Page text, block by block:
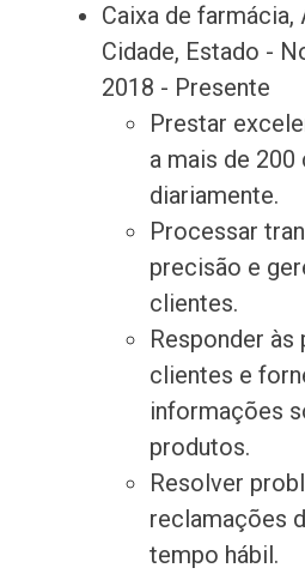
Caixa de farmácia,
Cidade, Estado -
2018 - Presente
Prestar
a mais de 200
diariamente.
Processar
precisão e
clientes.
Responder às
clientes e
informações
produtos.
Resolver
reclamações
tempo hábil.